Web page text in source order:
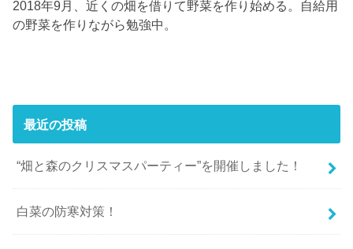
2018年9月、近くの畑を借りて野菜を作り始める。自給用
の野菜を作りながら勉強中。
最近の投稿
“畑と森のクリスマスパーティー”を開催しました！
白菜の防寒対策！